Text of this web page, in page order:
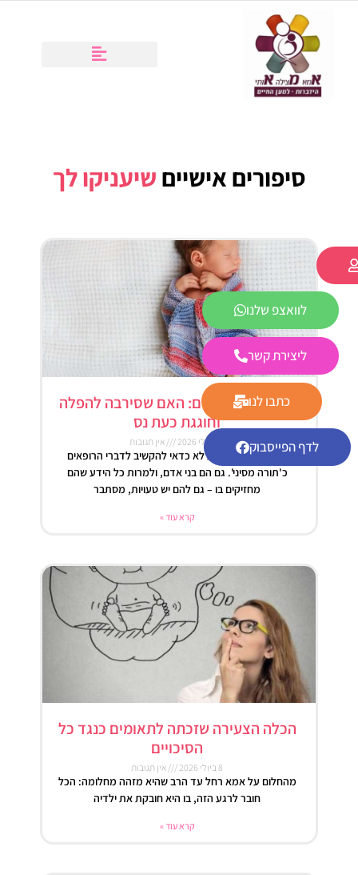
סיפורים אישייםשיעניקו לך
כנגד כל הסיכויים: האם שסירבה להפלה
וחוגגת כעת נס
אין תגובות
הוכחה נוספת מדוע לא כדאי להקשיב לדברי הרופאים
כ'תורה מסיני'. גם הם בני אדם, ולמרות כל הידע שהם
מחזיקים בו – גם להם יש טעויות, מסתבר
קרא עוד »
הכלה הצעירה שזכתה לתאומים כנגד כל
הסיכויים
8 ביולי 2026 אין תגובות
מהחלום על אמא רחל עד הרב שהיא מזהה מחלומה: הכל
חובר לרגע הזה, בו היא חובקת את ילדיה
קרא עוד »
לוואצפ שלנו
ליצירת קשר
כתבו לנו
לדף הפייסבוק